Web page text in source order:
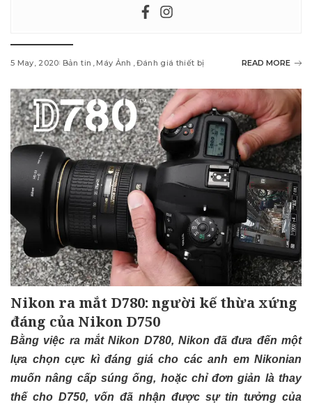
5 May, 2020 Bản tin Máy Ảnh Đánh giá thiết bị READ MORE
Nikon ra mắt D780: người kế thừa xứng
đáng của Nikon D750
Bằng việc ra mắt Nikon D780, Nikon đã đưa đến một
lựa chọn cực kì đáng giá cho các anh em Nikonian
muốn nâng cấp súng ống, hoặc chỉ đơn giản là thay
thế cho D750, vốn đã nhận được sự tin tưởng của